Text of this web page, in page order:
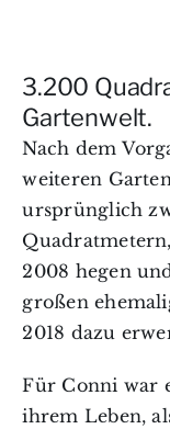
3.200
Gartenwelt.
Nach dem
weiteren
ursprünglich
2008 hegen
großen
2018 dazu
Für Conni war
ihrem Leben,